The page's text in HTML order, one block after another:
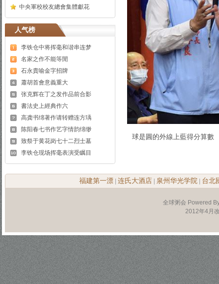
中央軍校校友總會集體獻花
人气榜
李铁仓中将挥毫和谐串连梦
名家之作不能等閒
石永貴喻金字招牌
蕭胡首會意義重大
张克辉在丁之发作品前合影
書法史上經典作六
高龚书绵著作请转赠连方瑀
陈阳春七书作艺字情韵绵缈
致祭于黄花岗七十二烈士墓
李铁仓现场挥毫表演受瞩目
球是圓的外線上藍得分算數
福建第一漂 连氏大酒店 泉州华光学院 台北
全球粥会 Powered
2012年4月